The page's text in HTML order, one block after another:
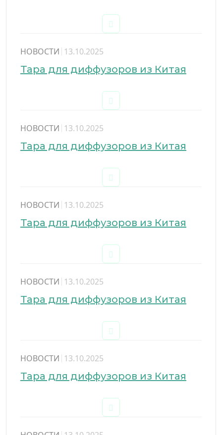
НОВОСТИ 13.10.2025
Тара для диффузоров из Китая
НОВОСТИ 13.10.2025
Тара для диффузоров из Китая
НОВОСТИ 13.10.2025
Тара для диффузоров из Китая
НОВОСТИ 13.10.2025
Тара для диффузоров из Китая
НОВОСТИ 13.10.2025
Тара для диффузоров из Китая